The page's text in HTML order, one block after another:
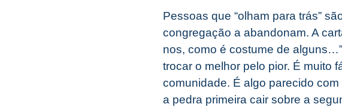
Pessoas que “olham para trás”
congregação a abandonam. A
nos, como é costume de
trocar o melhor pelo pior. É muito
comunidade. É algo parecido
a pedra primeira cair sobre a